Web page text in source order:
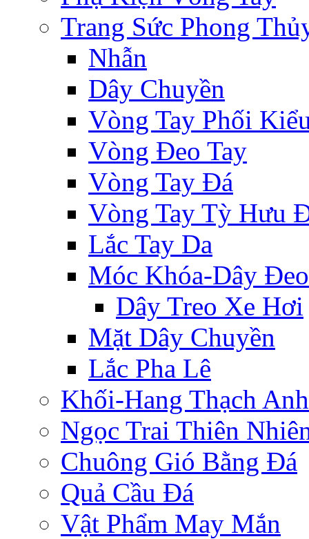
Trang Sức Phong
Nhẫn
Dây Chuyền
Vòng Tay Phối
Vòng Đeo Tay
Vòng Tay Đá
Vòng Tay Tỳ Hưu
Lắc Tay Da
Móc Khóa-Dây Đeo
Dây Treo Xe Hơi
Mặt Dây Chuyền
Lắc Pha Lê
Khối-Hang Thạch Anh
Ngọc Trai Thiên
Chuông Gió Bằng Đá
Quả Cầu Đá
Vật Phẩm May Mắn